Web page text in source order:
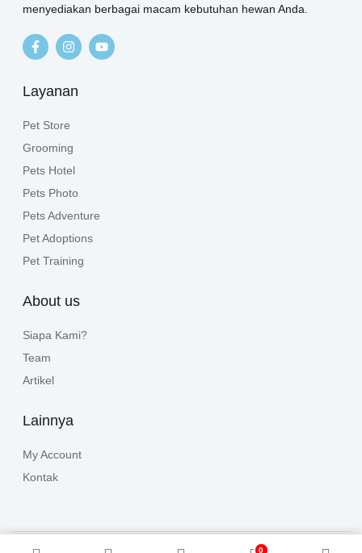
menyediakan berbagai macam kebutuhan hewan Anda.
Layanan
Pet Store
Grooming
Pets Hotel
Pets Photo
Pets Adventure
Pet Adoptions
Pet Training
About us
Siapa Kami?
Team
Artikel
Lainnya
My Account
Kontak
0